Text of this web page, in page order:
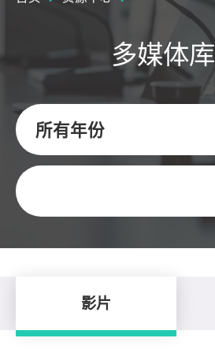
多媒体库
所有年份
关键字
影片